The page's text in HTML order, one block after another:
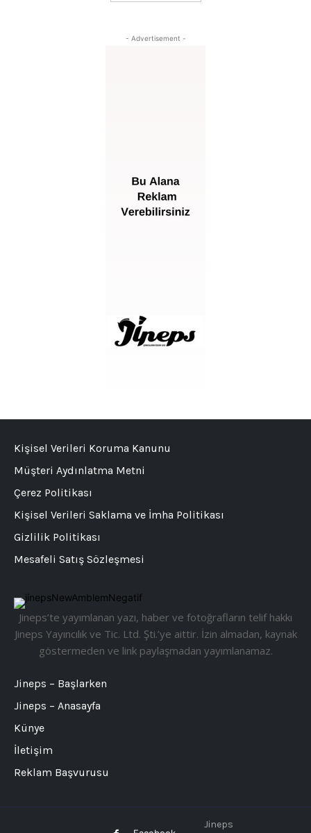
- Advertisement -
Jineps’te yayımlanan yazı, haber ve fotoğrafların telif hakkı
Jineps Yayıncılık ve Tic. Ltd. Şti.’ye aittir. İzin almadan, kaynak
göstermeden ve link paylaşmadan yayımlanamaz.
Jineps – Başlarken
Jineps – Anasayfa
Künye
İletişim
Reklam Başvurusu
Kişisel Verileri Koruma Kanunu
Müşteri Aydınlatma Metni
Çerez Politikası
Kişisel Verileri Saklama ve İmha Politikası
Gizlilik Politikası
Mesafeli Satış Sözleşmesi
Jineps